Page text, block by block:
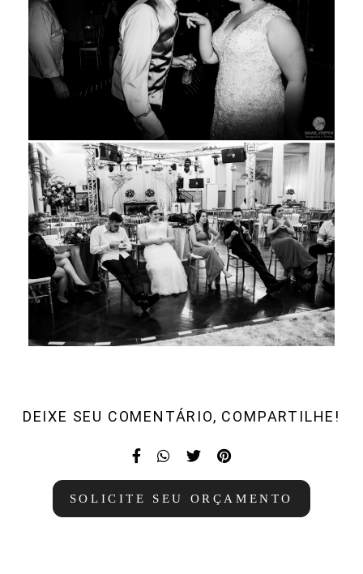
DEIXE SEU COMENTÁRIO, COMPARTILHE!
SOLICITE SEU ORÇAMENTO